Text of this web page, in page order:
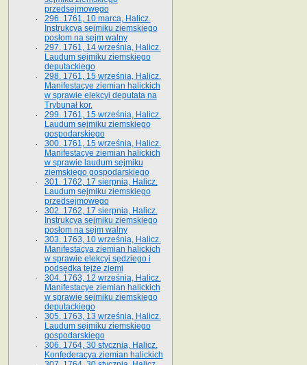
przedsejmowego
296. 1761, 10 marca, Halicz.
Instrukcya sejmiku ziemskiego
posłom na sejm walny
297. 1761, 14 września, Halicz.
Laudum sejmiku ziemskiego
deputackiego
298. 1761, 15 września, Halicz.
Manifestacye ziemian halickich
w sprawie elekcyi deputata na
Trybunał kor.
299. 1761, 15 września, Halicz.
Laudum sejmiku ziemskiego
gospodarskiego
300. 1761, 15 września, Halicz.
Manifestacye ziemian halickich
w sprawie laudum sejmiku
ziemskiego gospodarskiego
301. 1762, 17 sierpnia, Halicz.
Laudum sejmiku ziemskiego
przedsejmowego
302. 1762, 17 sierpnia, Halicz.
Instrukcya sejmiku ziemskiego
posłom na sejm walny
303. 1763, 10 września, Halicz.
Manifestacya ziemian halickich
w sprawie elekcyi sędziego i
podsędka tejże ziemi
304. 1763, 12 września, Halicz.
Manifestacye ziemian halickich
w sprawie sejmiku ziemskiego
deputackiego
305. 1763, 13 września, Halicz.
Laudum sejmiku ziemskiego
gospodarskiego
306. 1764, 30 stycznia, Halicz.
Konfederacya ziemian halickich